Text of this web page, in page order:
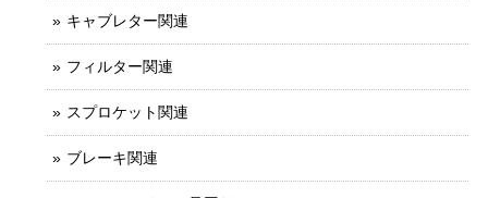
キャブレター関連
フィルター関連
スプロケット関連
ブレーキ関連